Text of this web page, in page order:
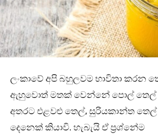
ලංකාවේ අපි බහුලවම භාවිතා කරන
ඇහුවොත් මතක් වෙන්නේ පොල් තෙල්
අතරට එළවළු තෙල්, සුරියකාන්ත
දෙනෙක් කියාවි. හැබැයි ඒ ප්‍රශ්නේම